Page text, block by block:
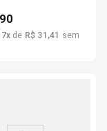
7xde R$ 31 ,41 sem